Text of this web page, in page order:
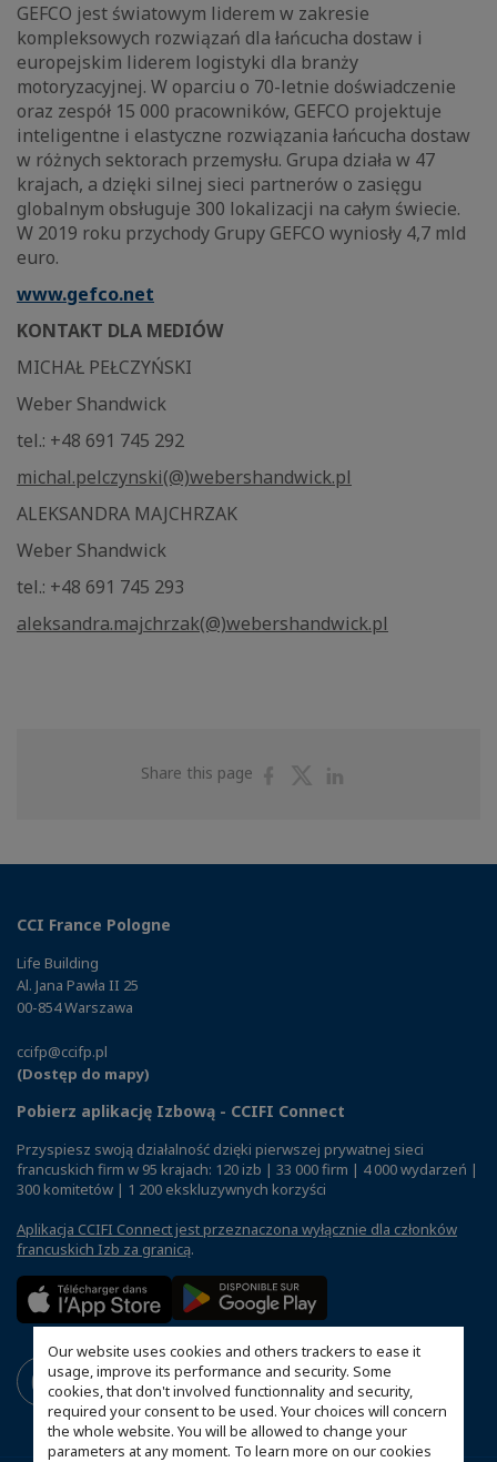
Our website uses cookies and others trackers to ease it
usage, improve its performance and security. Some
cookies, that don't involved functionnality and security,
required your consent to be used. Your choices will concern
the whole website. You will be allowed to change your
parameters at any moment. To learn more on our cookies
GEFCO jest światowym liderem w zakresie
kompleksowych rozwiązań dla łańcucha dostaw i
europejskim liderem logistyki dla branży
motoryzacyjnej. W oparciu o 70-letnie doświadczenie
oraz zespół 15 000 pracowników, GEFCO projektuje
inteligentne i elastyczne rozwiązania łańcucha dostaw
w różnych sektorach przemysłu. Grupa działa w 47
krajach, a dzięki silnej sieci partnerów o zasięgu
globalnym obsługuje 300 lokalizacji na całym świecie.
W 2019 roku przychody Grupy GEFCO wyniosły 4,7 mld
euro.
www.gefco.net
KONTAKT DLA MEDIÓW
MICHAŁ PEŁCZYŃSKI
Weber Shandwick
tel.: +48 691 745 292
michal.pelczynski(@)webershandwick.pl
ALEKSANDRA MAJCHRZAK
Weber Shandwick
tel.: +48 691 745 293
aleksandra.majchrzak(@)webershandwick.pl
Share this page
ShareShare
CCI France Pologne
Life Building
Al. Jana Pawła II 25
00-854 Warszawa
ccifp@ccifp.pl
(Dostęp do mapy)
Pobierz aplikację Izbową - CCIFI Connect
Przyspiesz swoją działalność dzięki pierwszej prywatnej sieci
francuskich firm w 95 krajach: 120 izb | 33 000 firm | 4 000 wydarzeń |
300 komitetów | 1 200 ekskluzywnych korzyści
Aplikacja CCIFI Connect jest przeznaczona wyłącznie dla członków
francuskich Izb za granicą.